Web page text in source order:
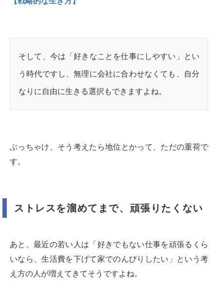
そして、今は「好きなことを仕事にしやすい」とい
う時代ですし、無理に会社に合わせなくても、自分
なりに自由に生きる選択もできますよね。
ぶっちゃけ、そう考えたら地位とかって、ただの重荷で
す。
ストレスを溜めてまで、頑張りたくない
あと、最近の若い人は「好きでもない仕事を頑張るくら
いなら、生活費を下げて家でのんびりしたい」という考
え方の人が増えてきてそうですよね。